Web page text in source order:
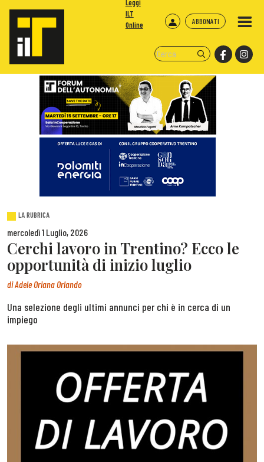
ABBONATI
Leggi
ILT
Online
LA RUBRICA
mercoledì 1 Luglio, 2026
Cerchi lavoro in Trentino? Ecco le
opportunità di inizio luglio
diAdele Oriana Orlando
Una selezione degli ultimi annunci per chi è in cerca di un
impiego